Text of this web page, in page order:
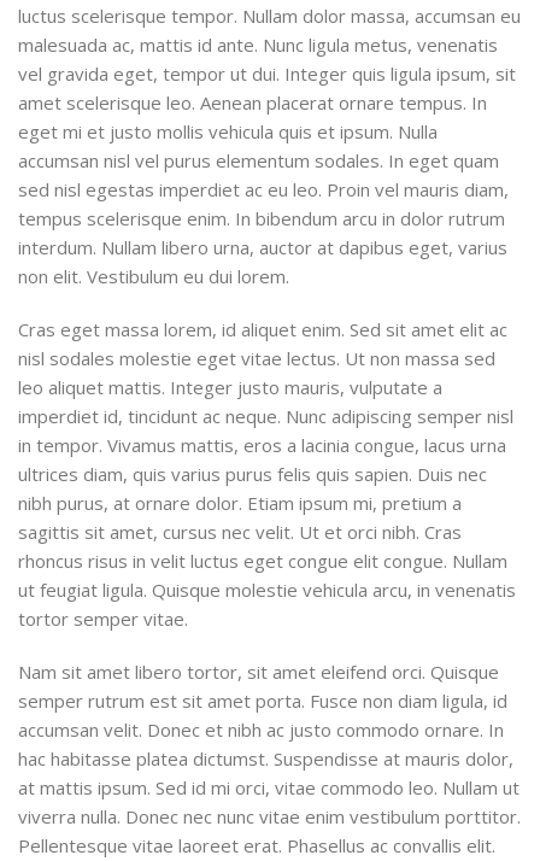
luctus scelerisque tempor. Nullam dolor massa, accumsan eu
malesuada ac, mattis id ante. Nunc ligula metus, venenatis
vel gravida eget, tempor ut dui. Integer quis ligula ipsum, sit
amet scelerisque leo. Aenean placerat ornare tempus. In
eget mi et justo mollis vehicula quis et ipsum. Nulla
accumsan nisl vel purus elementum sodales. In eget quam
sed nisl egestas imperdiet ac eu leo. Proin vel mauris diam,
tempus scelerisque enim. In bibendum arcu in dolor rutrum
interdum. Nullam libero urna, auctor at dapibus eget, varius
non elit. Vestibulum eu dui lorem.
Cras eget massa lorem, id aliquet enim. Sed sit amet elit ac
nisl sodales molestie eget vitae lectus. Ut non massa sed
leo aliquet mattis. Integer justo mauris, vulputate a
imperdiet id, tincidunt ac neque. Nunc adipiscing semper nisl
in tempor. Vivamus mattis, eros a lacinia congue, lacus urna
ultrices diam, quis varius purus felis quis sapien. Duis nec
nibh purus, at ornare dolor. Etiam ipsum mi, pretium a
sagittis sit amet, cursus nec velit. Ut et orci nibh. Cras
rhoncus risus in velit luctus eget congue elit congue. Nullam
ut feugiat ligula. Quisque molestie vehicula arcu, in venenatis
tortor semper vitae.
Nam sit amet libero tortor, sit amet eleifend orci. Quisque
semper rutrum est sit amet porta. Fusce non diam ligula, id
accumsan velit. Donec et nibh ac justo commodo ornare. In
hac habitasse platea dictumst. Suspendisse at mauris dolor,
at mattis ipsum. Sed id mi orci, vitae commodo leo. Nullam ut
viverra nulla. Donec nec nunc vitae enim vestibulum porttitor.
Pellentesque vitae laoreet erat. Phasellus ac convallis elit.